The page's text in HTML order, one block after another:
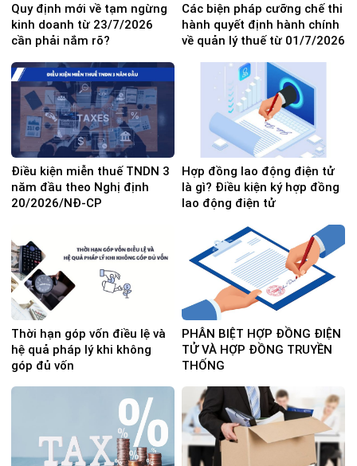
Quy định mới về tạm ngừng
kinh doanh từ 23/7/2026
cần phải nắm rõ?
Các biện pháp cưỡng chế thi
hành quyết định hành chính
về quản lý thuế từ 01/7/2026
Điều kiện miễn thuế TNDN 3
năm đầu theo Nghị định
20/2026/NĐ-CP
Hợp đồng lao động điện tử
là gì? Điều kiện ký hợp đồng
lao động điện tử
Thời hạn góp vốn điều lệ và
hệ quả pháp lý khi không
góp đủ vốn
PHÂN BIỆT HỢP ĐỒNG ĐIỆN
TỬ VÀ HỢP ĐỒNG TRUYỀN
THỐNG